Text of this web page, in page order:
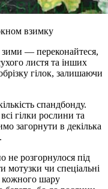
взимку
зими — переконайтеся,
листя та інших
гілок, залишаючи
спандбонду.
гілки рослини та
загорнути в декілька
не розгорнулося під
мотузки чи спеціальні
кожного шару